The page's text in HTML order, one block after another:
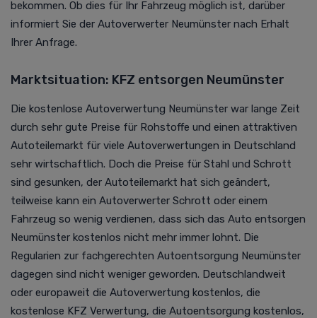
bekommen. Ob dies für Ihr Fahrzeug möglich ist, darüber
informiert Sie der Autoverwerter Neumünster nach Erhalt
Ihrer Anfrage.
Marktsituation: KFZ entsorgen Neumünster
Die kostenlose Autoverwertung Neumünster war lange Zeit
durch sehr gute Preise für Rohstoffe und einen attraktiven
Autoteilemarkt für viele Autoverwertungen in Deutschland
sehr wirtschaftlich. Doch die Preise für Stahl und Schrott
sind gesunken, der Autoteilemarkt hat sich geändert,
teilweise kann ein Autoverwerter Schrott oder einem
Fahrzeug so wenig verdienen, dass sich das Auto entsorgen
Neumünster kostenlos nicht mehr immer lohnt. Die
Regularien zur fachgerechten Autoentsorgung Neumünster
dagegen sind nicht weniger geworden. Deutschlandweit
oder europaweit die Autoverwertung kostenlos, die
kostenlose KFZ Verwertung, die Autoentsorgung kostenlos,